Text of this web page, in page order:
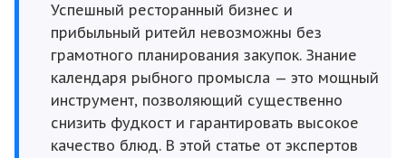
Успешный ресторанный бизнес и
прибыльный ритейл невозможны без
грамотного планирования закупок. Знание
календаря рыбного промысла — это мощный
инструмент, позволяющий существенно
снизить фудкост и гарантировать высокое
качество блюд. В этой статье от экспертов